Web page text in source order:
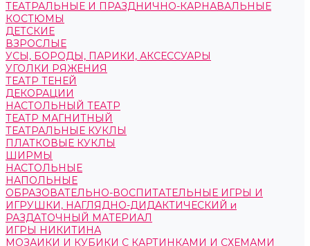
ТЕАТРАЛЬНЫЕ И ПРАЗДНИЧНО-КАРНАВАЛЬНЫЕ
КОСТЮМЫ
ДЕТСКИЕ
ВЗРОСЛЫЕ
УСЫ, БОРОДЫ, ПАРИКИ, АКСЕССУАРЫ
УГОЛКИ РЯЖЕНИЯ
ТЕАТР ТЕНЕЙ
ДЕКОРАЦИИ
НАСТОЛЬНЫЙ ТЕАТР
ТЕАТР МАГНИТНЫЙ
ТЕАТРАЛЬНЫЕ КУКЛЫ
ПЛАТКОВЫЕ КУКЛЫ
ШИРМЫ
НАСТОЛЬНЫЕ
НАПОЛЬНЫЕ
ОБРАЗОВАТЕЛЬНО-ВОСПИТАТЕЛЬНЫЕ ИГРЫ И
ИГРУШКИ, НАГЛЯДНО-ДИДАКТИЧЕСКИЙ и
РАЗДАТОЧНЫЙ МАТЕРИАЛ
ИГРЫ НИКИТИНА
МОЗАИКИ И КУБИКИ С КАРТИНКАМИ И СХЕМАМИ